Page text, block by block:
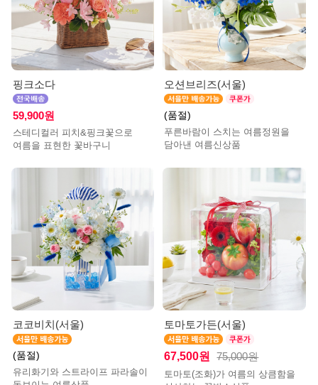
핑크소다
59,900원
스테디컬러 피치&핑크꽃으로
여름을 표현한 꽃바구니
오션브리즈(서울)
(품절)
푸른바람이 스치는 여름정원을
담아낸 여름신상품
코코비치(서울)
(품절)
유리화기와 스트라이프 파라솔이
토마토가든(서울)
67,500원 75,000원
토마토(조화)가 여름의 상큼함을